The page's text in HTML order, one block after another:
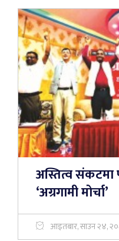
अस्तित्व
‘अग्रगामी मोर्चा’
आइतबार, साउन २४,